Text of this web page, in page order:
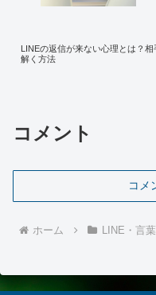
LINEの返信が来ない心理とは？
解く方法
コメント
コメ
ホーム LINE・言